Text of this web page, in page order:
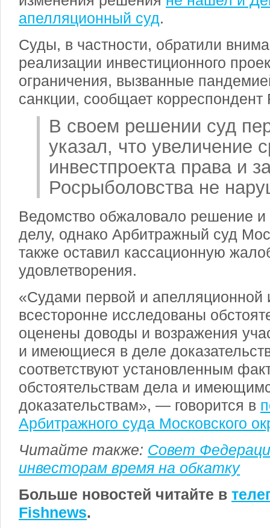
апелляционный суд.
Суды, в частности, обратили
реализации инвестиционного
ограничения, вызванные
санкции, сообщает корреспондент
В своем решении суд
указал, что увеличение
инвестпроекта права и
Росрыболовства не
Ведомство обжаловало решение и
делу, однако Арбитражный суд
также оставил кассационную
удовлетворения.
«Судами первой и апелляционной
всесторонне исследованы
оценены доводы и возражения
и имеющиеся в деле
соответствуют установленным
обстоятельствам дела и
доказательствам», — говорится в
Арбитражного суда Московского
Читайте также: Совет
инвесторам время на обкатку
Больше новостей читайте в
Fishnews.